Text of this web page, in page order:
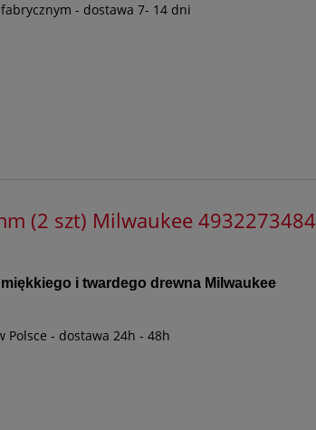
- dostawa 7- 14 dni
(2 szt) Milwaukee 4932273484
i twardego drewnaMilwaukee
Polsce - dostawa 24h - 48h